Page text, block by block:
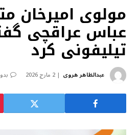
مولوی امیرخان
عباس عراقچی
تیلیفونی کرد
عبدالظاهر هروی 2 مارچ 2026